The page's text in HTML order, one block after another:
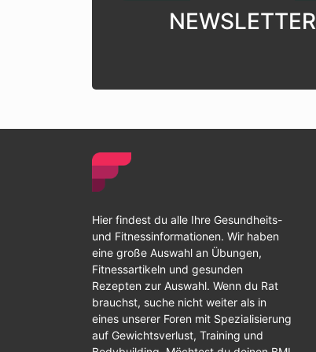
NEWSLETTER
Hier findest du alle Ihre Gesundheits-
und Fitnessinformationen. Wir haben
eine große Auswahl an Übungen,
Fitnessartikeln und gesunden
Rezepten zur Auswahl. Wenn du Rat
brauchst, suche nicht weiter als in
eines unserer Foren mit Spezialisierung
auf Gewichtsverlust, Training und